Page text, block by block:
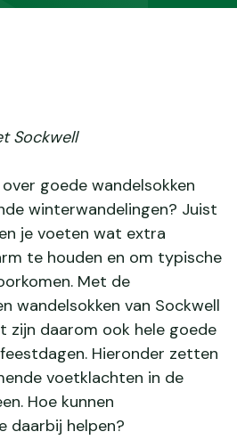
Sockwell
goede wandelsokken
winterwandelingen? Juist
je voeten wat extra
te houden en om typische
Met de
wandelsokken van Sockwell
zijn daarom ook hele goede
Hieronder zetten
voetklachten in de
Hoe kunnen
daarbij helpen?